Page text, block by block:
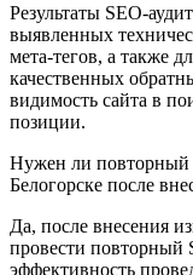
Результаты SEO-
выявленных
мета-тегов, а также
качественных
видимость сайта в
позиции.
Нужен ли повторный
Белогорске после
Да, после внесения
провести повторный
эффективность